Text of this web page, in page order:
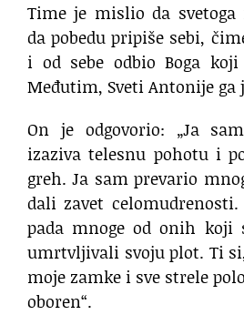
Time je mislio da svetoga
da pobedu pripiše sebi,
i od sebe odbio Boga
Međutim, Sveti Antonije ga
On je odgovorio: „Ja
izaziva telesnu pohotu i
greh. Ja sam prevario
dali zavet
pada mnoge od onih koji
umrtvljivali svoju plot. Ti
moje zamke i sve strele
oboren“.